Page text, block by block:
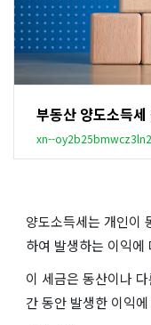
부동산 양도소득
xn--
양도소득세는 개인이
하여 발생하는 이익에
이 세금은 동산이나
간 동안 발생한 이익